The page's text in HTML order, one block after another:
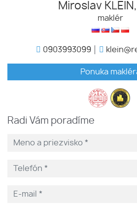
Miroslav
maklér
0903993099
Ponuka
Radi Vám poradíme